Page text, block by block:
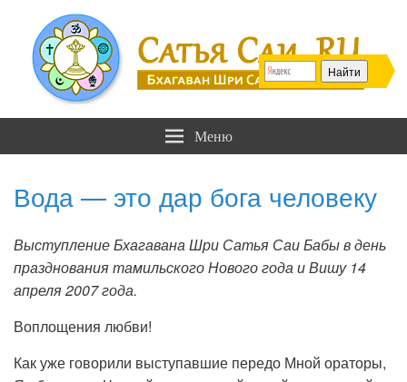
Сатья Саи .RU Меню
Вода — это дар бога человеку
Выступление Бхагавана Шри Сатья Саи Бабы в день
празднования тамильского Нового года и Вишу 14
апреля 2007 года.
Воплощения любви!
Как уже говорили выступавшие передо Мной ораторы,